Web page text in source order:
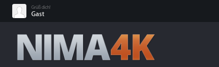
Grüß dich!
Gast